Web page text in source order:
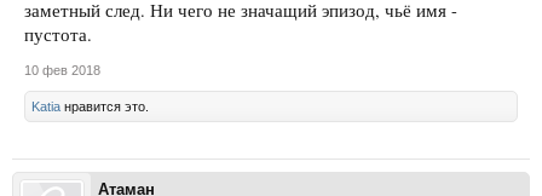
заметный след. Ни чего не значащий эпизод, чьё имя -
пустота.
10 фев 2018
Katia нравится это.
Атаман